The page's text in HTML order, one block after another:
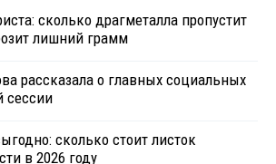
сколько драгметалла пропустит
лишний грамм
рассказала о главных социальных
сессии
сколько стоит листок
в 2026 году